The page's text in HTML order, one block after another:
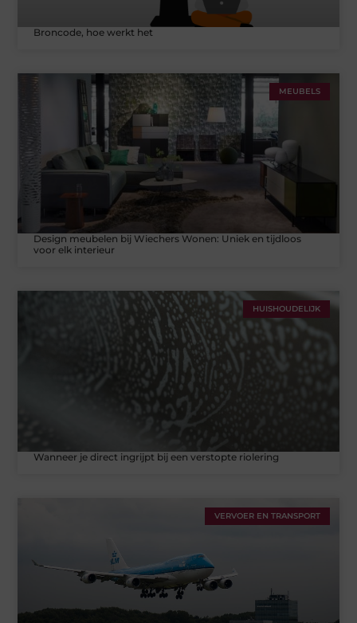
Broncode, hoe werkt het
MEUBELS
Design meubelen bij Wiechers Wonen: Uniek en tijdloos
voor elk interieur
HUISHOUDELIJK
Wanneer je direct ingrijpt bij een verstopte riolering
VERVOER EN TRANSPORT